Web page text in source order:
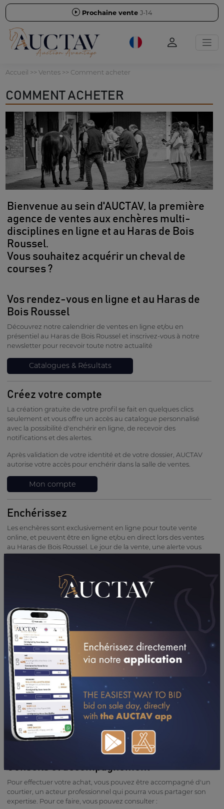
Prochaine vente J-14
Accueil >> Ventes >> Comment acheter
COMMENT ACHETER
Bienvenue au sein d'AUCTAV, la première
agence de ventes aux enchères multi-
disciplines en ligne et au Haras de Bois
Roussel.
Vous souhaitez acquérir un cheval de
courses ?
Vos rendez-vous en ligne et au Haras de
Bois Roussel
Découvrez notre calendrier de ventes en ligne et/ou en
présentiel au Haras de Bois Roussel et inscrivez-vous à notre
newsletter pour recevoir toute notre actualité
Catalogues & Résultats
Créez votre compte
La création gratuite de votre profil se fait en quelques clics
seulement et vous offre un accès au catalogue personnalisé
avec la possibilité d'enchérir en ligne, de recevoir des
notifications et des alertes.
Après validation de votre identité et de votre dossier, AUCTAV
autorise votre accès pour enchérir dans la salle de ventes.
Mon compte
Enchérissez
Les enchères sont exclusivement en ligne pour toute vente
online, et peuvent être en ligne et/ou en direct lors des ventes
au Haras de Bois Roussel. Le jour de la vente, une alerte vous
informe du début de la vacation et vous pouvez entrer dans la
Durant le temps de la vente, toutes vos enchères sont
anonymes et vous pouvez voir en temps réel si vous avez la
dans le temps imparti. Une fois la vente clôturée, votre nom
apparaît sur la liste des résultats, sauf contre-indication de votre
part.
Payez
Félicitations pour votre acquisition ! Après l'adjudication, un
email de confirmation vous est envoyé. Vous disposez de 8
jours pour apporter toutes les informations relatives à l'achat et
procéder au paiement (voir les conditions générales de vente).
Notre équipe reste à votre écoute pour vous accompagner et
répondre à vos questions.
Contacter l'équipe
Conseils et accompagnement
Pour effectuer votre achat, vous pouvez être accompagné d'un
courtier, un acteur professionnel qui pourra vous partager son
expertise. Pour ce faire, vous pouvez consulter :